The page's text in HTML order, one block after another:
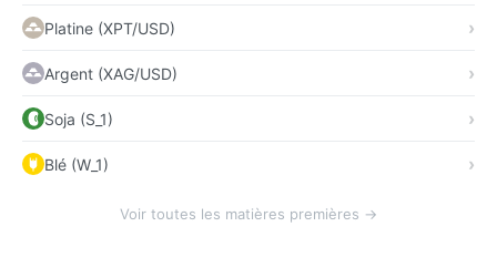
Platine (XPT/USD)
Argent (XAG/USD)
Soja (S_1)
Blé (W_1)
Voir toutes les matières premières →